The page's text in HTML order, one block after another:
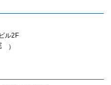
ル2F
）